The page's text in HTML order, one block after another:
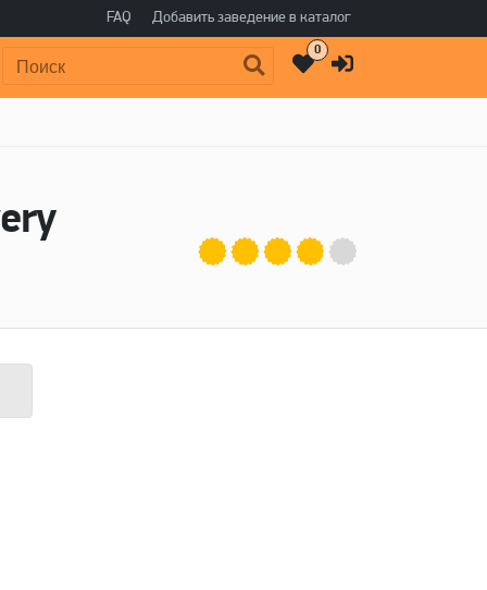
FAQ Добавить заведение в каталог
Поиск: 0